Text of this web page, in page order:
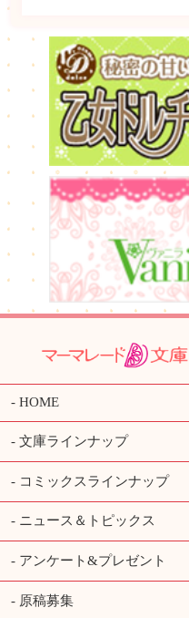
HOME
文庫ラインナップ
コミックスラインナップ
ニュース＆トピックス
アンケート&プレゼント
原稿募集